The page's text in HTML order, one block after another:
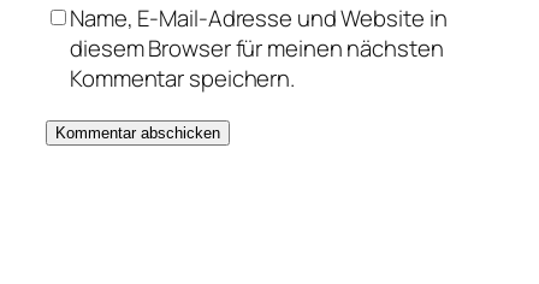
Name, E-Mail-Adresse und Website in
diesem Browser für meinen nächsten
Kommentar speichern.